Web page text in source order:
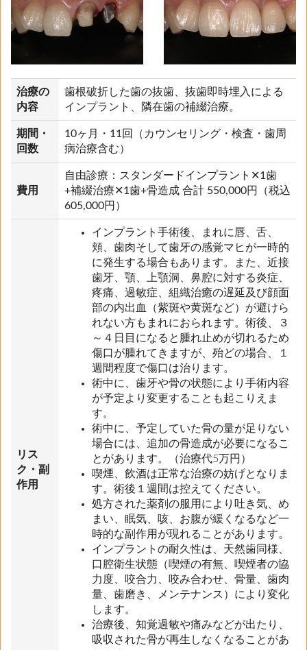
治療の
内容
歯根破折した歯の抜歯、抜歯即時埋入による
インプラント、隣在歯の補綴治療。
期間・
回数
10ヶ月・11回（カウンセリング・検査・歯周
病治療含む）
費用
自由診療：スタンダードインプラント✕1歯
+補綴治療✕1歯+骨造成 合計 550,000円（税込
605,000円）
リス
ク・副
作用
インプラント手術後、まれに唇、舌、
頬、歯肉そして歯牙の感覚マヒが一時的
に発生する場合もあります。また、近接
歯牙、顎、上顎洞、鼻腔に対する炎症、
疼痛、過敏症、組織治癒の遅延及び顔面
部の内出血（紫斑や黄斑など）が避けら
れない方もまれにおられます。術後、３
～４日目になると腫れ止めが切れるため
傷口が腫れてきますが、殆どの場合、１
週間程度で傷口は治ります。
術中に、歯牙や骨の状態により手術内容
が予定より変更することも起こりえま
す。
術中に、予定していた骨の量が足りない
場合には、追加の骨造成が必要になるこ
とがあります。（治療代5万円）
喫煙、飲酒は正常な治療の妨げとなりま
す。術後１週間は控えてください。
処方された薬剤の服用により吐き気、め
まい、眠気、咳、お腹が緩くなるなど一
時的な副作用が現れることがあります。
インプラントの耐久性は、天然歯同様、
口腔衛生状態（喫煙の有無、喫煙者の協
力度、咬合力、咬み合わせ、骨量、歯肉
量、歯磨き、メンテナンス）により変化
します。
治療後、知覚過敏や痛みなどが出たり、
吸収された骨が再生しなくなることがあ